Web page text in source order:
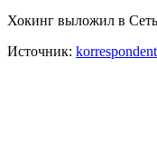
Хокинг выложил в
Источник: